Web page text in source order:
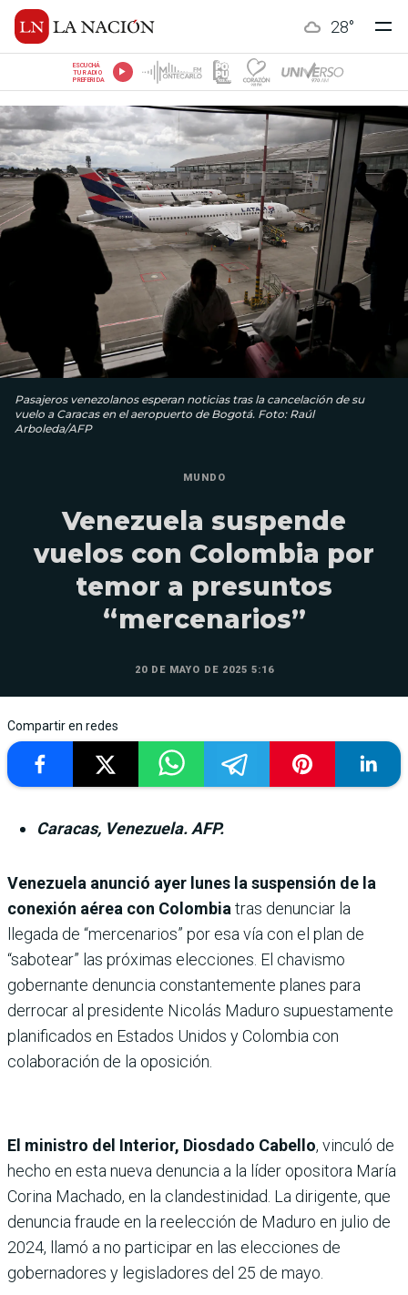
28°
ESCUCHÁ
TU RADIO
PREFERIDA
Pasajeros venezolanos esperan noticias tras la cancelación de su
vuelo a Caracas en el aeropuerto de Bogotá. Foto: Raúl
Arboleda/AFP
MUNDO
Venezuela suspende
vuelos con Colombia por
temor a presuntos
“mercenarios”
20 DE MAYO DE 2025 5:16
Compartir en redes
Caracas, Venezuela. AFP.
Venezuela anunció ayer lunes la suspensión de la
conexión aérea con Colombia tras denunciar la
llegada de “mercenarios” por esa vía con el plan de
“sabotear” las próximas elecciones. El chavismo
gobernante denuncia constantemente planes para
derrocar al presidente Nicolás Maduro supuestamente
planificados en Estados Unidos y Colombia con
colaboración de la oposición.
El ministro del Interior, Diosdado Cabello, vinculó de
hecho en esta nueva denuncia a la líder opositora María
Corina Machado, en la clandestinidad. La dirigente, que
denuncia fraude en la reelección de Maduro en julio de
2024, llamó a no participar en las elecciones de
gobernadores y legisladores del 25 de mayo.